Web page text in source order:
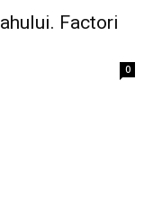
Factori
0